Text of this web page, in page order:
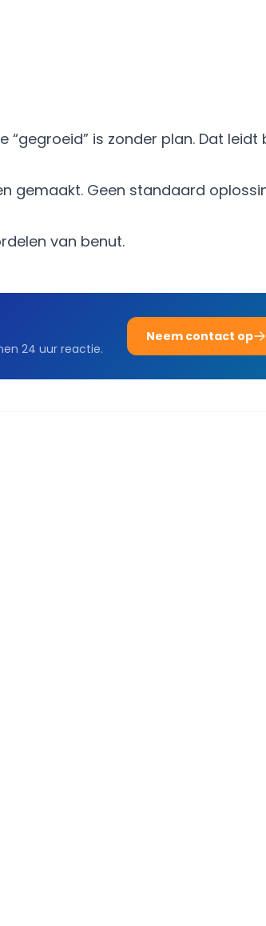
is zonder plan. Dat leidt
gemaakt. Geen standaard
van benut.
24 uur reactie.
Neem contact op